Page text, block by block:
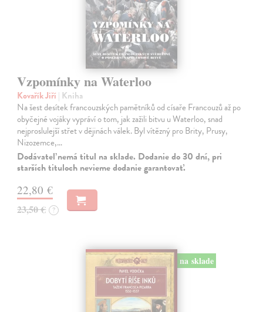
Vzpomínky na Waterloo
Kovařík Jiří | Kniha
Na šest desítek francouzských pamětníků od císaře Francouzů až po
obyčejné vojáky vypráví o tom, jak zažili bitvu u Waterloo, snad
nejproslulejší střet v dějinách válek. Byl vítězný pro Brity, Prusy,
Nizozemce,…
Dodávateľ nemá titul na sklade. Dodanie do 30 dní, pri
starších tituloch nevieme dodanie garantovať.
22,80 €
23,50 € ?
na sklade